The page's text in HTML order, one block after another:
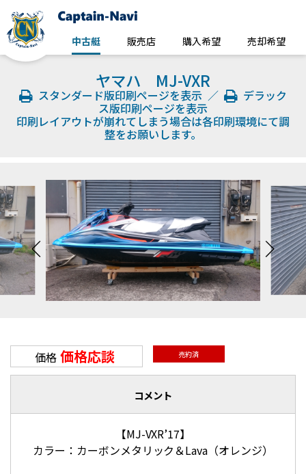
中古艇 販売店 購入希望 売却希望
ヤマハ MJ-VXR
スタンダード版印刷ページを表示 ／
デラック
ス版印刷ページを表示
印刷レイアウトが崩れてしまう場合は各印刷環境にて調
整をお願いします。
価格 価格応談 売約済
コメント
【MJ-VXR’17】
カラー：カーボンメタリック＆Lava（オレンジ）